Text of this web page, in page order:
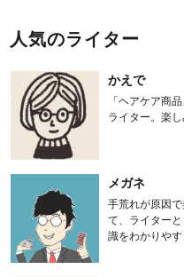
人気のライター
かえで
「ヘアケア商
ライター。楽
メガネ
手荒れが原因
て、ライター
識をわかりやす